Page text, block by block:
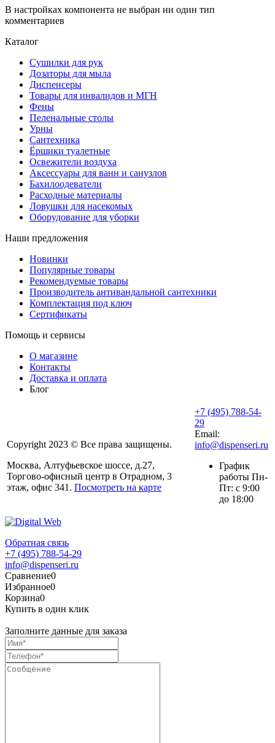
В настройках компонента не выбран ни один тип
комментариев
Каталог
Сушилки для рук
Дозаторы для мыла
Диспенсеры
Товары для инвалидов и МГН
Фены
Пеленальные столы
Урны
Сантехника
Ёршики туалетные
Освежители воздуха
Аксессуары для ванн и санузлов
Бахилоодеватели
Расходные материалы
Ловушки для насекомых
Оборудование для уборки
Наши предложения
Новинки
Популярные товары
Рекомендуемые товары
Производитель антивандальной сантехники
Комплектация под ключ
Сертификаты
Помощь и сервисы
О магазине
Контакты
Доставка и оплата
Блог
Copyright 2023 © Все права защищены.
Москва, Алтуфьевское шоссе, д.27,
Торгово-офисный центр в Отрадном, 3
этаж, офис 341. Посмотреть на карте
+7 (495) 788-54-
29
Email:
info@dispenseri.ru
График
работы Пн-
Пт: с 9:00
до 18:00
Обратная связь
+7 (495) 788-54-29
info@dispenseri.ru
Сравнение0
Избранное0
Корзина0
Купить в один клик
Заполните данные для заказа